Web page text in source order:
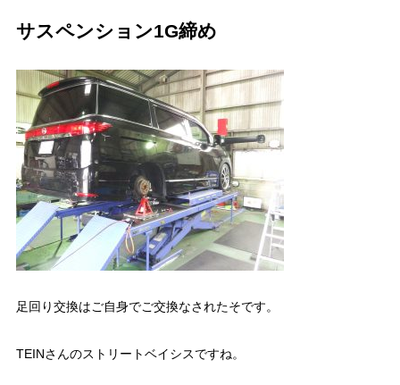
サスペンション1G締め
足回り交換はご自身でご交換なされたそです。
TEINさんのストリートベイシスですね。